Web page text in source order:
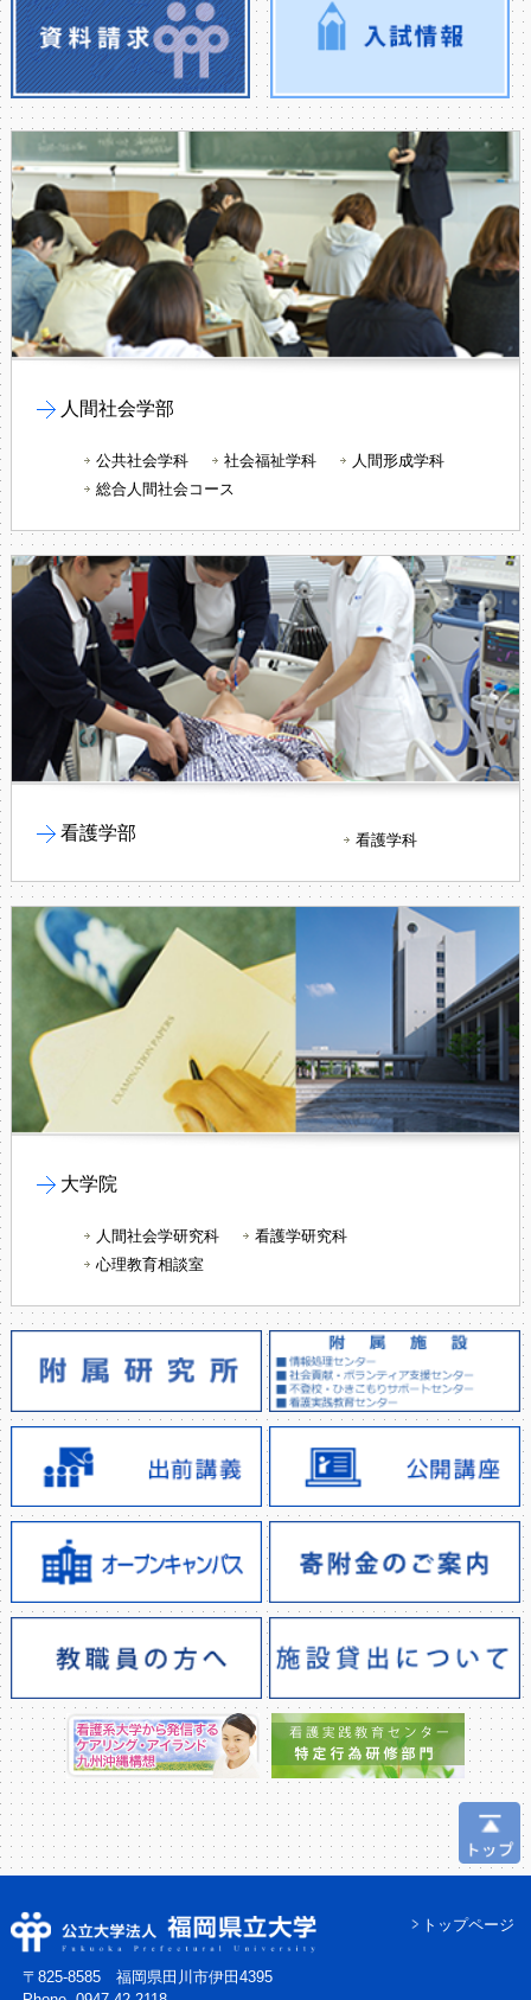
人間社会学部
公共社会学科 社会福祉学科
人間形成学科
総合人間社会コース
看護学部 看護学科
大学院
人間社会学研究科
看護学研究科
心理教育相談室
〒825-8585 福岡県田川市伊田4395
トップページ